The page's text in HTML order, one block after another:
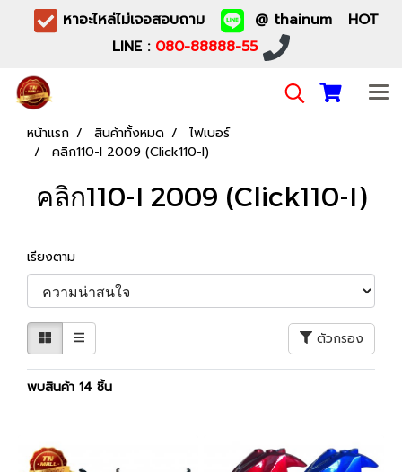
หาอะไหล่ไม่เจอสอบถาม
@ thainum HOT
LINE : 080-88888-55
หน้าแรก สินค้าทั้งหมด
ไฟเบอร์
คลิก110-I 2009 (Click110-I)
คลิก110-I 2009 (Click110-I)
เรียงตาม
ตัวกรอง
พบสินค้า 14 ชิ้น